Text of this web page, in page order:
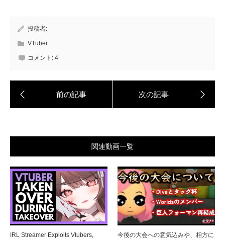
投稿者:
VTuber
コメント: 4
関連動画一覧
IRL Streamer Exploits Vtubers,
今後の大会への意気込みや、相方に